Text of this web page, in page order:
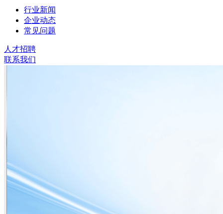
行业新闻
企业动态
常见问题
人才招聘
联系我们